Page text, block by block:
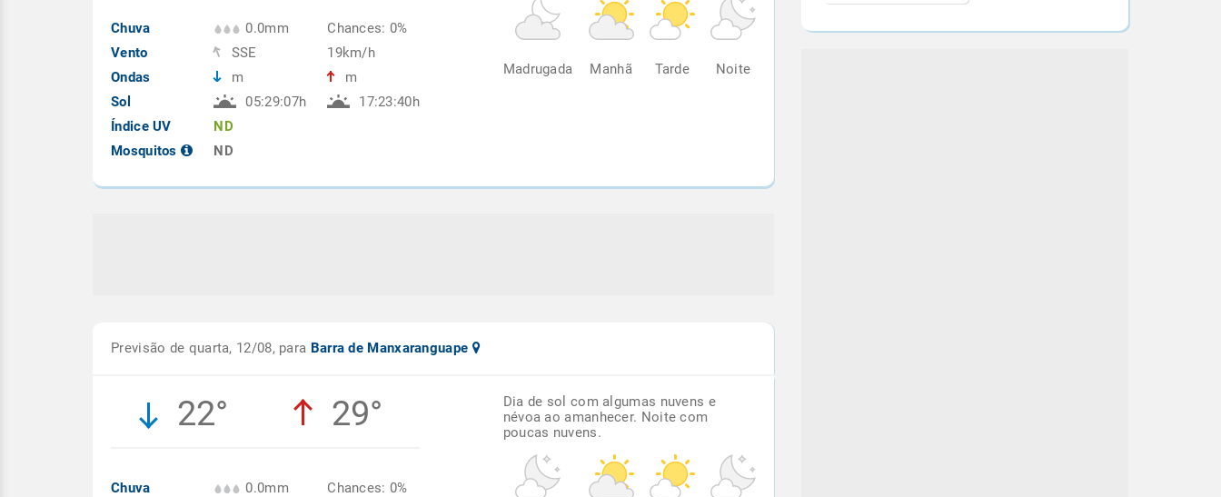
Chuva
Vento
Ondas
Sol
Índice UV
Mosquitos
0.0mm
SSE
m
05:29:07h
ND
ND
Chances: 0%
19km/h
m
17:23:40h
Madrugada Manhã Tarde Noite
Previsão de quarta, 12/08, para Barra de Manxaranguape
22° 29°
Chuva
0.0mm
Chances: 0%
Dia de sol com algumas nuvens e
névoa ao amanhecer. Noite com
poucas nuvens.